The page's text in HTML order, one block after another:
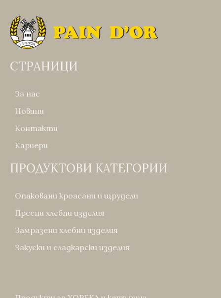
СТРАНИЦИ
За нас
Новини
Контакти
Кариери
ПРОДУКТОВИ КАТЕГОРИИ
Опаковани кроасани и щрудели
Пресни хлебни изделия
Замразени хлебни изделия
Закуски и сладкарски изделия